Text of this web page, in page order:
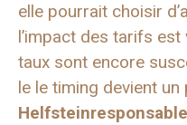
elle pourrait choisir
l’impact des tarifs
taux sont encore
le le timing devient un
Helfstein